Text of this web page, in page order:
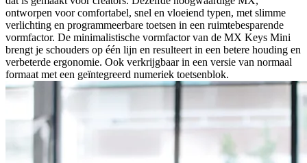
ontworpen voor comfortabel, snel en vloeiend typen, met slimme
verlichting en programmeerbare toetsen in een ruimtebesparende
vormfactor. De minimalistische vormfactor van de MX Keys Mini
brengt je schouders op één lijn en resulteert in een betere houding en
verbeterde ergonomie. Ook verkrijgbaar in een versie van normaal
formaat met een geïntegreerd numeriek toetsenblok.